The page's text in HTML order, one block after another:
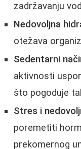
zadržavanju
Nedovoljna
otežava
Sedentarni
aktivnosti
što pogoduje
Stres i
poremetiti
prekomernog